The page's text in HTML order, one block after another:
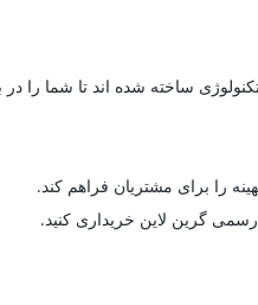
ساخته شده اند تا شما را
را برای مشتریان فراهم کند.
گرین لاین خریداری کنید.